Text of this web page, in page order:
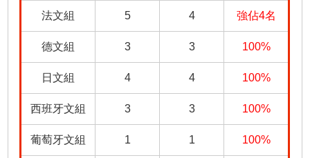
法文組 5 4 強佔4名
德文組 3 3 100%
日文組 4 4 100%
西班牙文組 3 3 100%
葡萄牙文組 1 1 100%